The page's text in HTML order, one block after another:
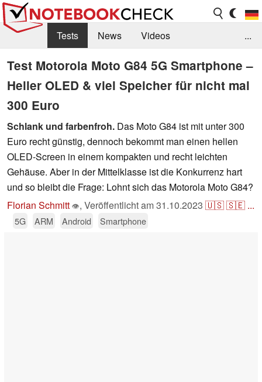
Tests News
Videos
Benchmarks & Tech
Externe Tests
Kaufberatung
Deals Suche
Jobs
Forum
...
Test Motorola Moto G84 5G Smartphone –
Heller OLED & viel Speicher für nicht mal
300 Euro
Schlank und farbenfroh. Das Moto G84 ist mit unter 300
Euro recht günstig, dennoch bekommt man einen hellen
OLED-Screen in einem kompakten und recht leichten
Gehäuse. Aber in der Mittelklasse ist die Konkurrenz hart
und so bleibt die Frage: Lohnt sich das Motorola Moto G84?
Florian Schmitt 👁, Veröffentlicht am31.10.2023 🇺🇸🇸🇪 ...
5G ARM Android Smartphone